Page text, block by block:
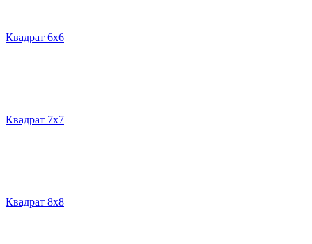
Квадрат 6х6
Квадрат 7х7
Квадрат 8х8